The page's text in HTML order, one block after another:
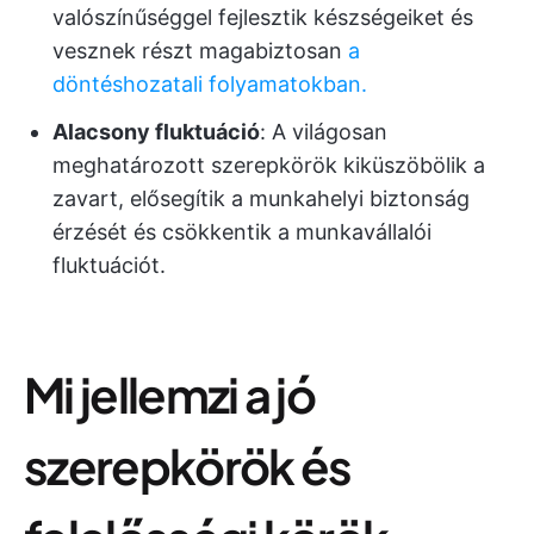
valószínűséggel fejlesztik készségeiket és
vesznek részt magabiztosan a
döntéshozatali folyamatokban.
Alacsony fluktuáció: A világosan
meghatározott szerepkörök kiküszöbölik a
zavart, elősegítik a munkahelyi biztonság
érzését és csökkentik a munkavállalói
fluktuációt.
Mi jellemzi a jó
szerepkörök és